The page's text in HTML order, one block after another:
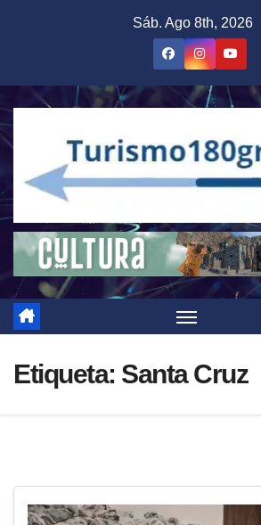
Sáb. Ago 8th, 2026
Etiqueta: Santa Cruz